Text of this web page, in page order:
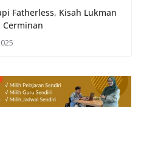
Fatherless, Kisah Lukman
Cerminan